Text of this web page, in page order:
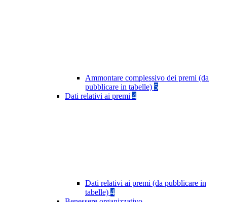
Ammontare complessivo dei premi (da
pubblicare in tabelle) 5
Dati relativi ai premi 4
Dati relativi ai premi (da pubblicare in
tabelle) 4